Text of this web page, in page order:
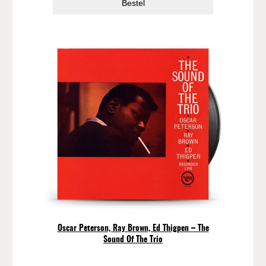
a
Bestel
Oscar Peterson, Ray Brown, Ed Thigpen ‎– The
Sound Of The Trio